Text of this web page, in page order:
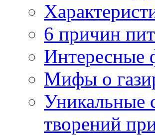
6 причин
Интересные
Мифы о
Уникальные
творений